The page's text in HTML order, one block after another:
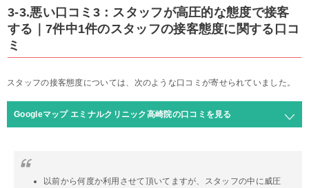
3-3.悪い口コミ3：スタッフが高圧的な態度で接客
する｜7件中1件のスタッフの接客態度に関する口コ
ミ
スタッフの接客態度については、次のような口コミが寄せられていました。
Googleマップ エミナルクリニック高崎院の口コミを見る
以前から何度か利用させて頂いてますが、スタッフの中に威圧